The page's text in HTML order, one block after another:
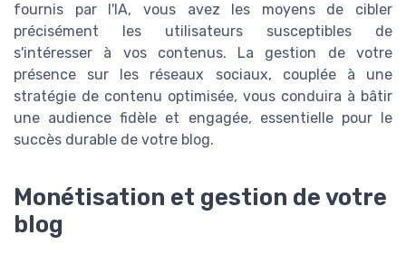
fournis par l'IA, vous avez les moyens de cibler
précisément les utilisateurs susceptibles de
s'intéresser à vos contenus. La gestion de votre
présence sur les réseaux sociaux, couplée à une
stratégie de contenu optimisée, vous conduira à bâtir
une audience fidèle et engagée, essentielle pour le
succès durable de votre blog.
Monétisation et gestion de votre
blog